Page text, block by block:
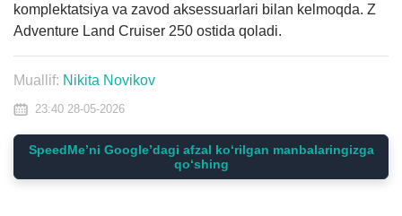
komplektatsiya va zavod aksessuarlari bilan kelmoqda. Z
Adventure Land Cruiser 250 ostida qoladi.
Muallif: Nikita Novikov
23:40 28-05-2026
SpeedMe’ni Google’dagi afzal ko‘rilgan manbalaringizga
qo‘shing